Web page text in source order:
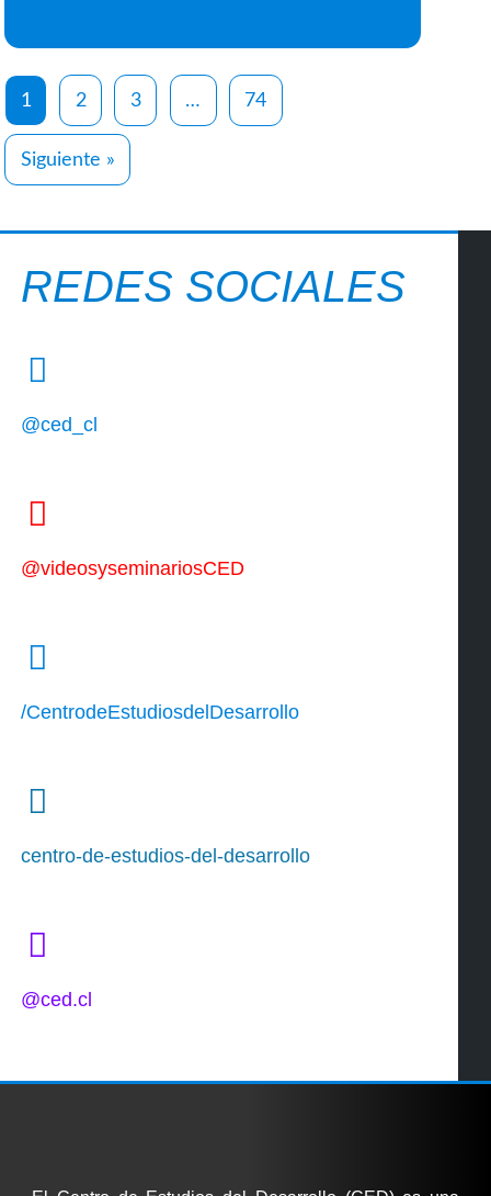
1 2 3 … 74
Siguiente »
REDES SOCIALES
@ced_cl
@videosyseminariosCED
/CentrodeEstudiosdelDesarrollo
centro-de-estudios-del-desarrollo
@ced.cl